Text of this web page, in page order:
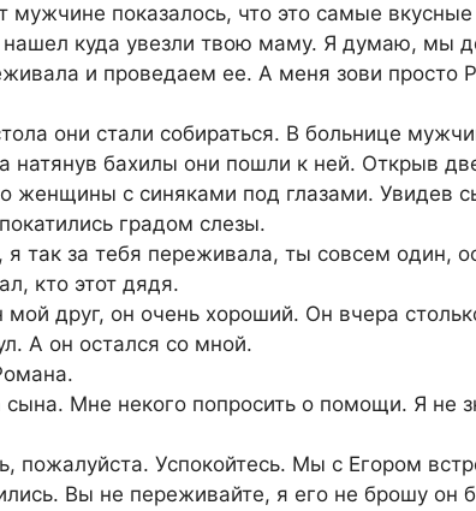
мужчине показалось, что это самые
нашел куда увезли твою маму. Я думаю, мы
и проведаем ее. А меня зови просто
они стали собираться. В больнице
натянув бахилы они пошли к ней. Открыв
женщины с синяками под глазами. Увидев
градом слезы.
так за тебя переживала, ты совсем один,
кто этот дядя.
друг, он очень хороший. Он вчера
А он остался со мной.
Мне некого попросить о помощи. Я не
пожалуйста. Успокойтесь. Мы с Егором
Вы не переживайте, я его не брошу он